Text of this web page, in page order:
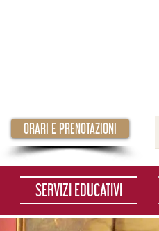
ORARI E PRENOTAZIONI
SERVIZI EDUCATIVI